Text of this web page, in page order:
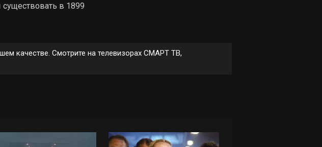
в 1899
качестве. Смотрите на телевизорах СМАРТ ТВ,